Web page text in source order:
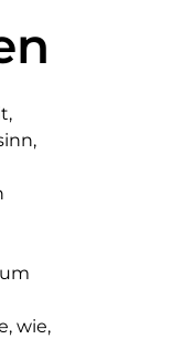
wie,